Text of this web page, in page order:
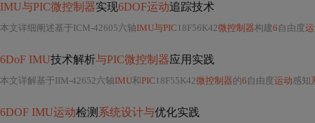
IMU与PIC微控制器实现6DOF运动追踪技术
本文详细阐述基于ICM-42605六轴IMU与PIC 18F56K42微控制器构建6 自由度
6DoF IMU技术解析与PIC微控制器应用实践
本文详解基于IIM-42652六轴IMU和PIC 18F55K42微控制器的6 自由度运动感知
6DOF IMU运动检测 系统设计与优化实践